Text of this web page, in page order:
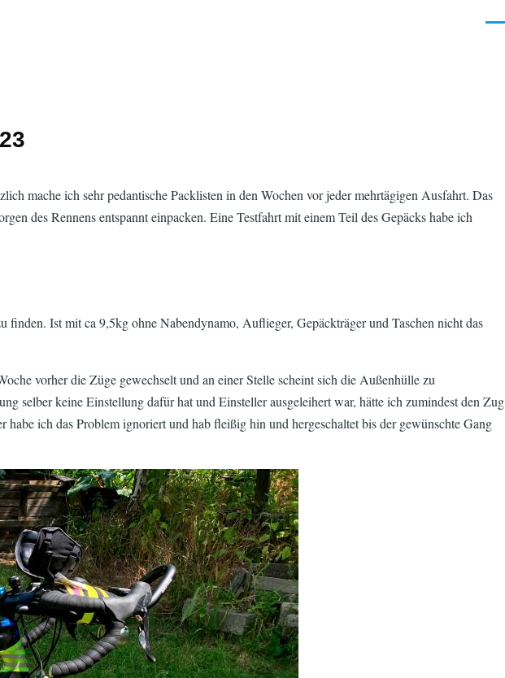
mache ich sehr pedantische Packlisten in den Wochen vor jeder mehrtägigen Ausfahrt. Das
des Rennens entspannt einpacken. Eine Testfahrt mit einem Teil des Gepäcks habe ich
Ist mit ca 9,5kg ohne Nabendynamo, Auflieger, Gepäckträger und Taschen nicht das
vorher die Züge gewechselt und an einer Stelle scheint sich die Außenhülle zu
selber keine Einstellung dafür hat und Einsteller ausgeleihert war, hätte ich zumindest den Zug
ich das Problem ignoriert und hab fleißig hin und hergeschaltet bis der gewünschte Gang